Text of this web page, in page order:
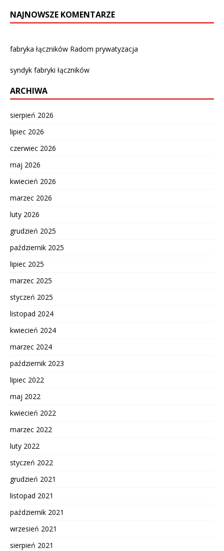
NAJNOWSZE KOMENTARZE
fabryka łączników Radom prywatyzacja
syndyk fabryki łączników
ARCHIWA
sierpień 2026
lipiec 2026
czerwiec 2026
maj 2026
kwiecień 2026
marzec 2026
luty 2026
grudzień 2025
październik 2025
lipiec 2025
marzec 2025
styczeń 2025
listopad 2024
kwiecień 2024
marzec 2024
październik 2023
lipiec 2022
maj 2022
kwiecień 2022
marzec 2022
luty 2022
styczeń 2022
grudzień 2021
listopad 2021
październik 2021
wrzesień 2021
sierpień 2021